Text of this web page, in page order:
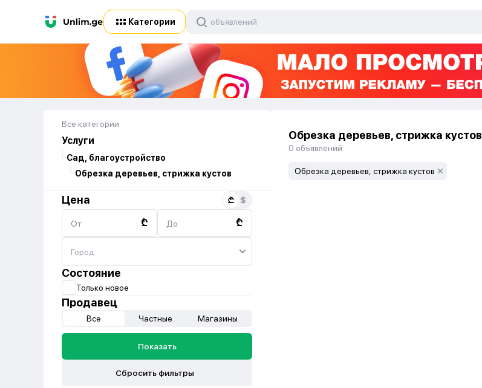
Категории
Все категории
Услуги
Сад, благоустройство
Обрезка деревьев, стрижка кустов
Цена
От ₾ До ₾
Состояние
Только новое
Продавец
Все Частные Магазины
Показать
Сбросить фильтры
Обрезка деревьев, стрижка кустов
0 объявлений
Обрезка деревьев, стрижка кустов